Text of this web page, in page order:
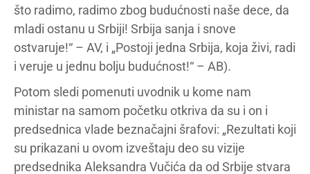
što radimo, radimo zbog budućnosti naše dece, da
mladi ostanu u Srbiji! Srbija sanja i snove
ostvaruje!“ – AV, i „Postoji jedna Srbija, koja živi, radi
i veruje u jednu bolju budućnost!“ – AB).
Potom sledi pomenuti uvodnik u kome nam
ministar na samom početku otkriva da su i on i
predsednica vlade beznačajni šrafovi: „Rezultati koji
su prikazani u ovom izveštaju deo su vizije
predsednika Aleksandra Vučića da od Srbije stvara